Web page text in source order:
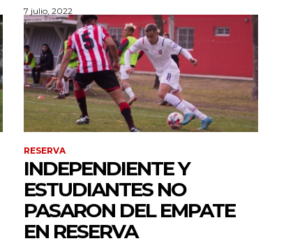
7 julio, 2022
RESERVA
INDEPENDIENTE Y
ESTUDIANTES NO
PASARON DEL EMPATE
EN RESERVA